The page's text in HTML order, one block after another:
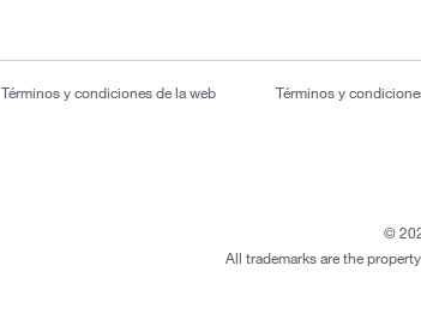
Términos y condiciones de la web Términos y
©
All trademarks are the